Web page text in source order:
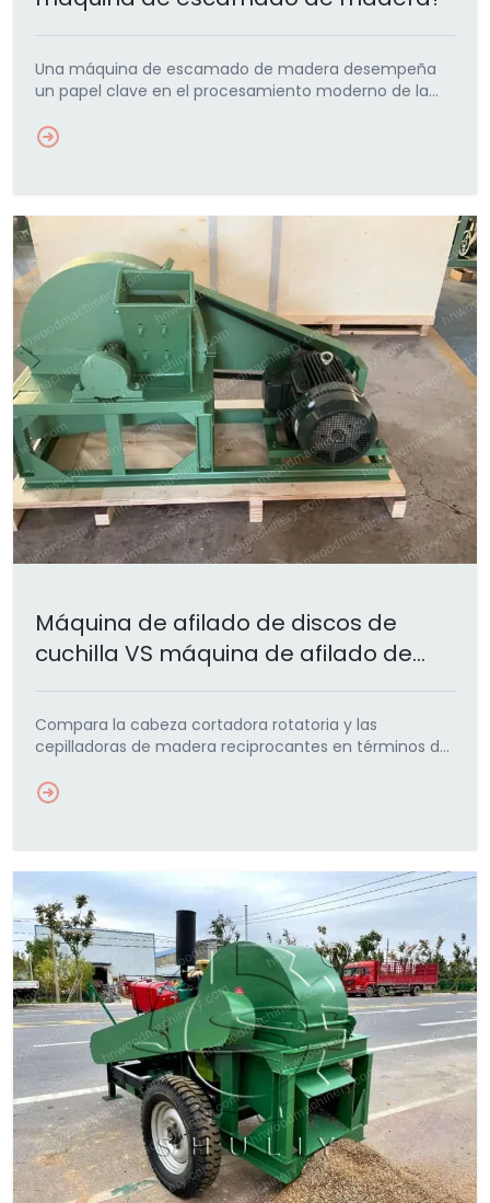
Una máquina de escamado de madera desempeña
un papel clave en el procesamiento moderno de la
madera, por qué…
Máquina de afilado de discos de
cuchilla VS máquina de afilado de
registros reciprocantes
Compara la cabeza cortadora rotatoria y las
cepilladoras de madera reciprocantes en términos de
solución que mejor…